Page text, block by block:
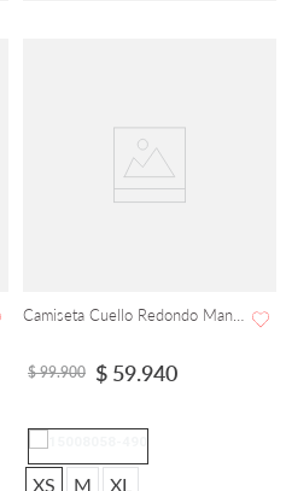
$ 99.900 $ 59.940
XS M XL